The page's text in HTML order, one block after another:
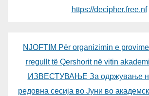
https://decipher.free.nf
NJOFTIM Për organizimin e
rregullt të Qershorit në vitin
ИЗВЕСТУВАЊЕ За одржување
редовна сесија во Јуни во